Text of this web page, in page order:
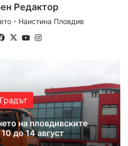
Редактор
- Наистина Пловдив
Facebook
X YouTube
Градът
на пловдивските
до 14 август